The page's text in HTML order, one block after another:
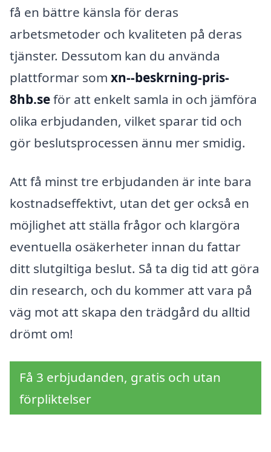
få en bättre känsla för deras
arbetsmetoder och kvaliteten på deras
tjänster. Dessutom kan du använda
plattformar som xn--beskrning-pris-
8hb.seför att enkelt samla in och jämföra
olika erbjudanden, vilket sparar tid och
gör beslutsprocessen ännu mer smidig.
Att få minst tre erbjudanden är inte bara
kostnadseffektivt, utan det ger också en
möjlighet att ställa frågor och klargöra
eventuella osäkerheter innan du fattar
ditt slutgiltiga beslut. Så ta dig tid att göra
din research, och du kommer att vara på
väg mot att skapa den trädgård du alltid
drömt om!
Få 3 erbjudanden, gratis och utan
förpliktelser